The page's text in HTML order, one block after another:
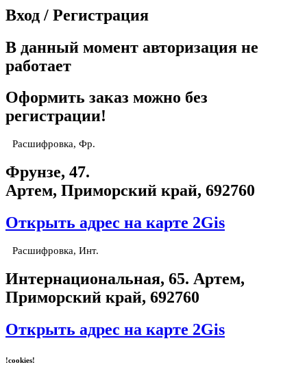
Вход / Регистрация
В данный момент авторизация не
работает
Оформить заказ можно без
регистрации!
Расшифровка, Фр.
Фрунзе, 47.
Артем, Приморский край, 692760
Открыть адрес на карте 2Gis
Расшифровка, Инт.
​Интернациональная, 65​. Артем,
Приморский край, 692760
Открыть адрес на карте 2Gis
!cookies!